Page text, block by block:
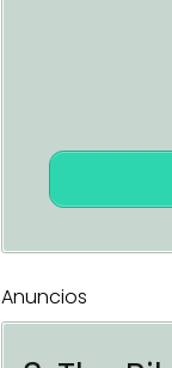
Anuncios